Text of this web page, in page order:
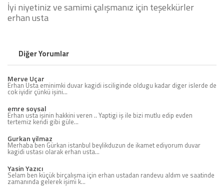
İyi niyetiniz ve samimi çalışmanız için teşekkürler
erhan usta
Diğer Yorumlar
Merve Uçar
Erhan Usta eminimki duvar kagidi isciliginde oldugu kadar diger islerde de
cok iyidir çünkü işini...
emre soysal
Erhan usta işinin hakkini veren .. Yaptigi iş ile bizi mutlu edip evden
tertemiz kendi gibi güle...
Gurkan yilmaz
Merhaba ben Gürkan istanbul beylikduzun de ikamet ediyorum duvar
kagidi ustası olarak erhan usta...
Yasin Yazıcı
Selam ben küçük birçalışma için erhan ustadan randevu aldım ve saatinde
zamanında gelerek işimi k...